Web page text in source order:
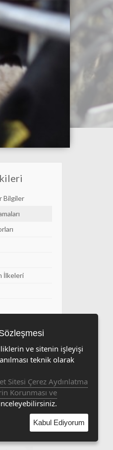
Bilgiler
İlkeleri
ve sitenin işleyişi
teknik olarak
Sitesi Çerez Aydınlatma
Korunması ve
Kabul Ediyorum